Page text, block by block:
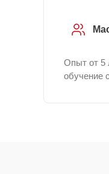
Опыт от 5
обучение